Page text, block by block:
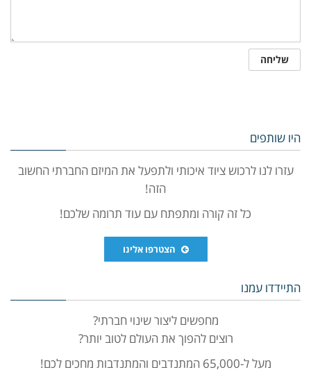
היו שותפים
עזרו לנו לרכוש ציוד איכותי ולתפעל את המיזם החברתי החשוב
הזה!
כל זה קורה ומתפתח עם עוד תרומה שלכם!
הצטרפו אלינו
התיידדו עמנו
מחפשים ליצור שינוי חברתי?
רוצים להפוך את העולם לטוב יותר?
מעל ל-65,000 המתנדבים והמתנדבות מחכים לכם!